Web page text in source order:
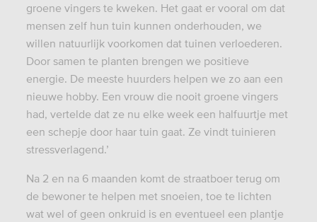
groene vingers te kweken. Het gaat er vooral om dat
mensen zelf hun tuin kunnen onderhouden, we
willen natuurlijk voorkomen dat tuinen verloederen.
Door samen te planten brengen we positieve
energie. De meeste huurders helpen we zo aan een
nieuwe hobby. Een vrouw die nooit groene vingers
had, vertelde dat ze nu elke week een halfuurtje met
een schepje door haar tuin gaat. Ze vindt tuinieren
stressverlagend.’
Na 2 en na 6 maanden komt de straatboer terug om
de bewoner te helpen met snoeien, toe te lichten
wat wel of geen onkruid is en eventueel een plantje